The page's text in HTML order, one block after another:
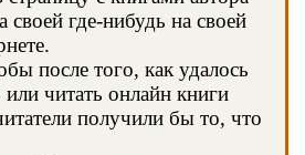
своей где-нибудь на своей
после того, как удалось
или читать онлайн книги
получили бы то, что